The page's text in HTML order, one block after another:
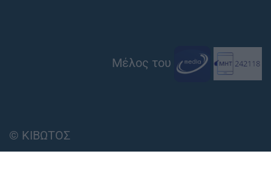
Μέλος του
© ΚΙΒΩΤΟΣ